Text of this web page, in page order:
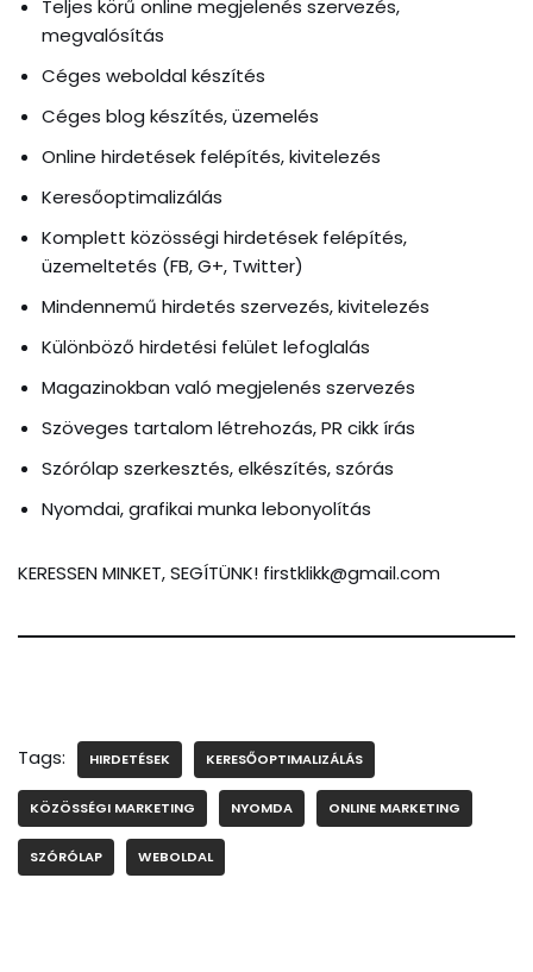
Teljes körű online megjelenés szervezés,
megvalósítás
Céges weboldal készítés
Céges blog készítés, üzemelés
Online hirdetések felépítés, kivitelezés
Keresőoptimalizálás
Komplett közösségi hirdetések felépítés,
üzemeltetés (FB, G+, Twitter)
Mindennemű hirdetés szervezés, kivitelezés
Különböző hirdetési felület lefoglalás
Magazinokban való megjelenés szervezés
Szöveges tartalom létrehozás, PR cikk írás
Szórólap szerkesztés, elkészítés, szórás
Nyomdai, grafikai munka lebonyolítás
KERESSEN MINKET, SEGÍTÜNK! firstklikk@gmail.com
Tags: HIRDETÉSEK KERESŐOPTIMALIZÁLÁS
KÖZÖSSÉGI MARKETING NYOMDA ONLINE MARKETING
SZÓRÓLAP WEBOLDAL